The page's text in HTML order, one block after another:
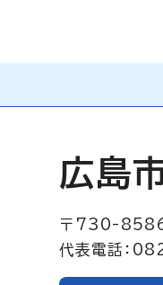
広島
〒730-
代表電話：